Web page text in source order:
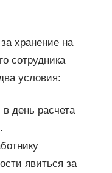
хранение на
сотрудника
условия:
день расчета
явиться за